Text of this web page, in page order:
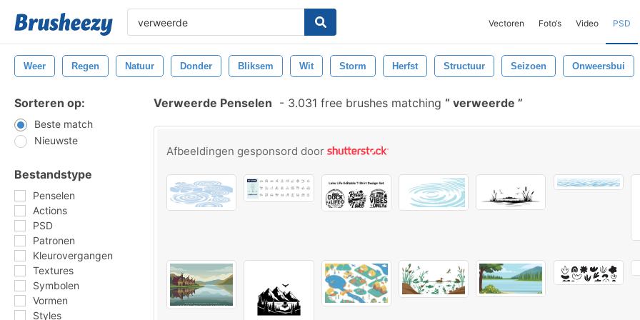
Vectoren Foto‘s Video PSD
Weer Regen Natuur Donder Bliksem Wit Storm Herfst Structuur Seizoen Onweersbui
Sorteren op:
Beste match
Nieuwste
Bestandstype
Penselen
Actions
PSD
Patronen
Kleurovergangen
Textures
Symbolen
Vormen
Styles
Verweerde Penselen - 3.031 free brushes matching verweerde
Afbeeldingen gesponsord door